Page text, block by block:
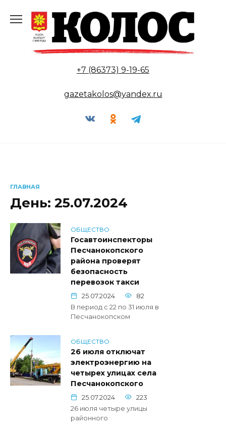
содержанию
+7 (86373) 9-19-65
gazetakolos@yandex.ru
ГЛАВНАЯ
День: 25.07.2024
ОБЩЕСТВО
Госавтоинспекторы
Песчанокопского
района проверят
безопасность
перевозок такси
25.07.2024
82
В период с 22 по 31 июля в
Песчанокопском
ОБЩЕСТВО
26 июля отключат
электроэнергию на
четырех улицах села
Песчанокопского
25.07.2024
223
26 июля четыре улицы
районного